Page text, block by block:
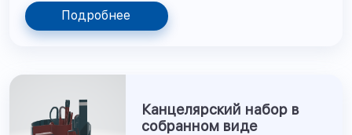
Подробнее
Канцелярский набор в
собранном виде